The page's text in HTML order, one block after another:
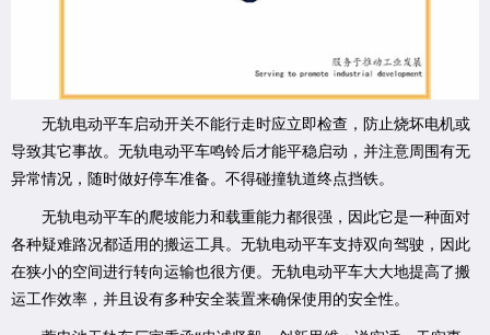
无轨电动平车启动开关不能行走时应立即检查，防止烧坏电机或
导致其它事故。无轨电动平车鸣铃后才能平稳启动，并注意周围有无
异常情况，随时做好停车准备。不得碰撞轨道终点挡铁。
无轨电动平车的爬坡能力和载重能力都很强，因此它是一种面对
各种疑难路况都适用的搬运工具。无轨电动平车支持双向驾驶，因此
在狭小的空间进行转向运输也很方便。无轨电动平车大大地提高了搬
运工作效率，并且设有多种安全装置来确保使用的安全性。